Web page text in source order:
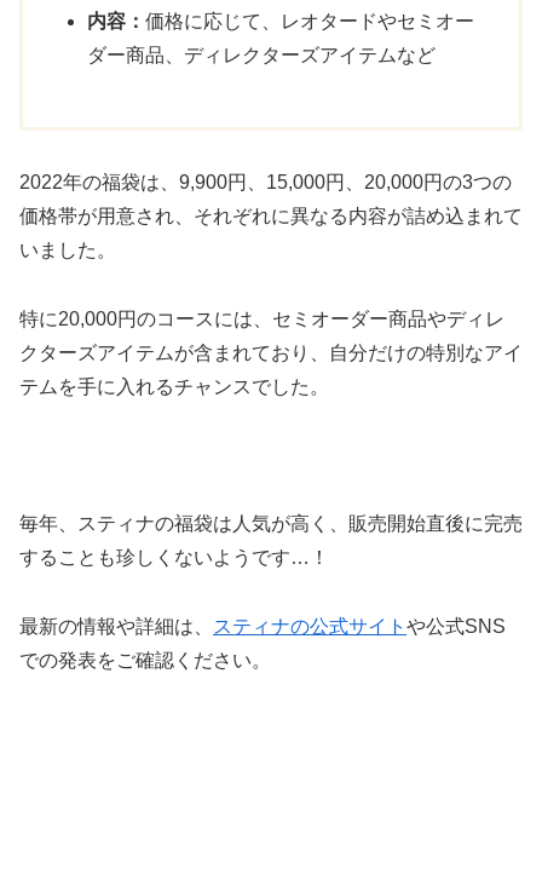
内容：価格に応じて、レオタードやセミオー
ダー商品、ディレクターズアイテムなど
2022年の福袋は、9,900円、15,000円、20,000円の3つの
価格帯が用意され、それぞれに異なる内容が詰め込まれて
いました。
特に20,000円のコースには、セミオーダー商品やディレ
クターズアイテムが含まれており、自分だけの特別なアイ
テムを手に入れるチャンスでした。
毎年、スティナの福袋は人気が高く、販売開始直後に完売
することも珍しくないようです…！
最新の情報や詳細は、 スティナの公式サイト や公式SNS
での発表をご確認ください。